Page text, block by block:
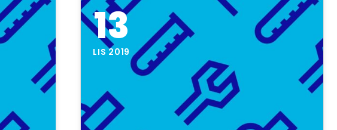
13
LIS 2019